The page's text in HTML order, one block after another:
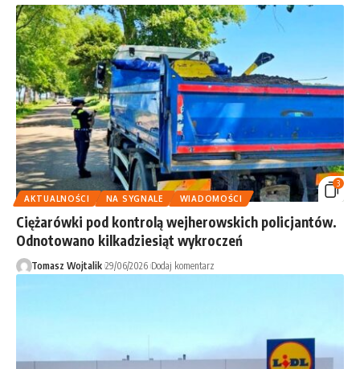
3
AKTUALNOŚCI
NA SYGNALE WIADOMOŚCI
Ciężarówki pod kontrolą wejherowskich policjantów.
Odnotowano kilkadziesiąt wykroczeń
Tomasz Wojtalik 29/06/2026 Dodaj komentarz